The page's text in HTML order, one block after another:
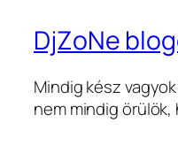
DjZoNe
Mindig kész
nem mindig örülök,